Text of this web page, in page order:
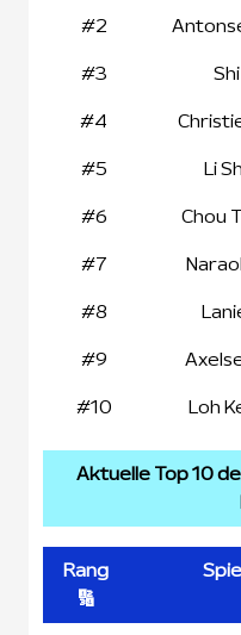
#2
#3
#4
#5 Li
#6 Chou
#7
#8
#9
#10 Loh
Aktuelle Top 10
Rang
🔢